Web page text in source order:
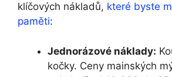
klíčových nákladů, které byste
paměti:
Jednorázové náklady:
kočky. Ceny mainských